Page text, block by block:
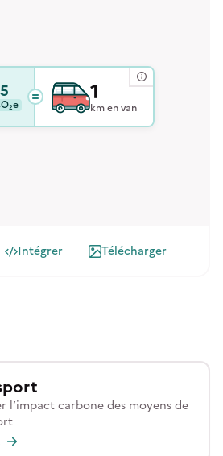
1
km en van
Intégrer Télécharger
l’impact carbone des moyens de